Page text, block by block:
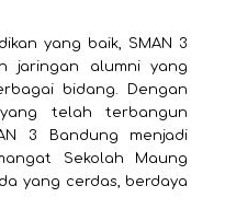
yang baik, SMAN 3
jaringan alumni yang
bidang. Dengan
telah terbangun
3 Bandung menjadi
Sekolah Maung
yang cerdas, berdaya